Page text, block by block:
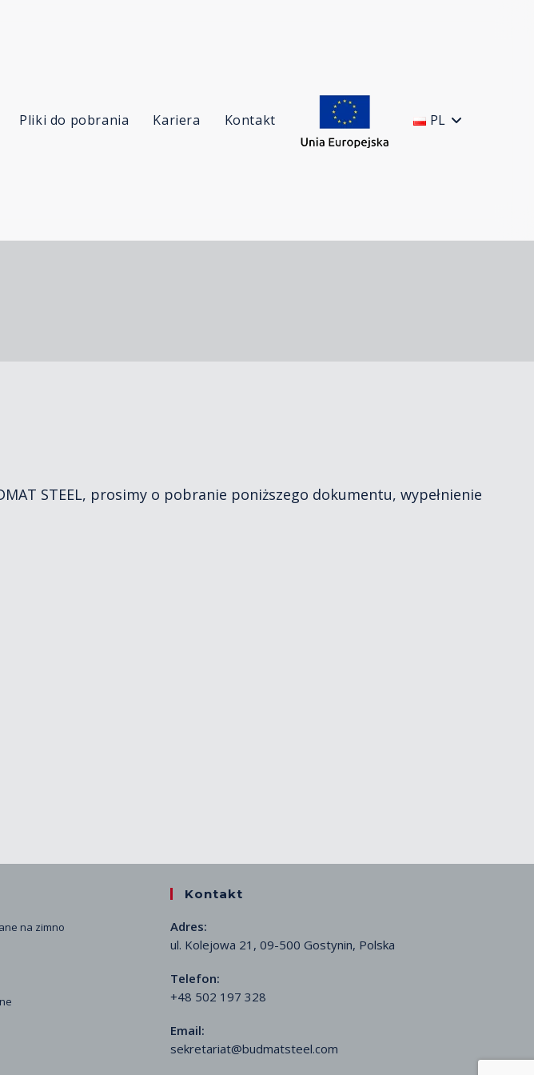
Pliki do pobrania Kariera Kontakt PL
STEEL, prosimy o pobranie poniższego dokumentu, wypełnienie
na zimno
Kontakt
Adres:
ul. Kolejowa 21, 09-500 Gostynin, Polska
Telefon:
+48 502 197 328
Email:
sekretariat@budmatsteel.com